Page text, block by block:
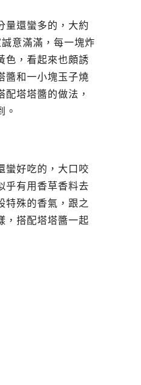
量還蠻多的，大約
意滿滿，每一塊炸
色，看起來也頗誘
醬和一小塊玉子燒
配塔塔醬的做法，
。
蠻好吃的，大口咬
乎有用香草香料去
特殊的香氣，跟之
，搭配塔塔醬一起